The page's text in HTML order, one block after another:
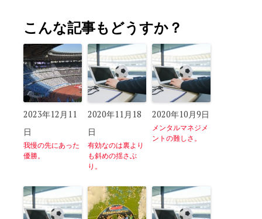
こんな記事もどうすか？
2023年12月11
日
我慢の先にあった
優勝。
2020年11月18
日
有効なのは裏より
も斜めの揺さぶ
り。
2020年10月9日
メンタルマネジメ
ントの難しさ。